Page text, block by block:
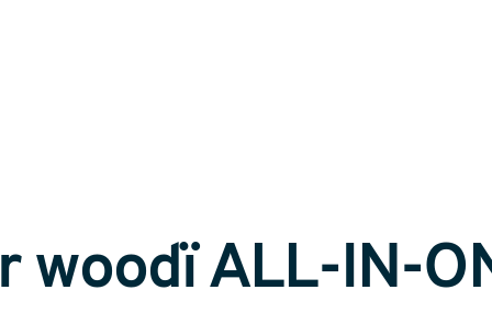
woodï ALL-IN-